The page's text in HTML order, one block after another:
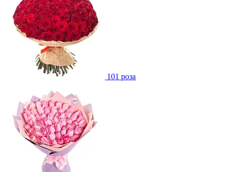
101 роза